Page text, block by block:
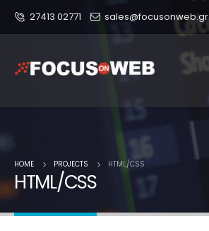
27413 02771 sales@focusonweb.gr
HOME PROJECTS HTML/CSS
HTML/CSS